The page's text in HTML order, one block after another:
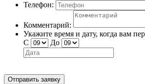
Телефон:
Комментарий:
Укажите время и дату, когда вам
С
До
Отправить заявку